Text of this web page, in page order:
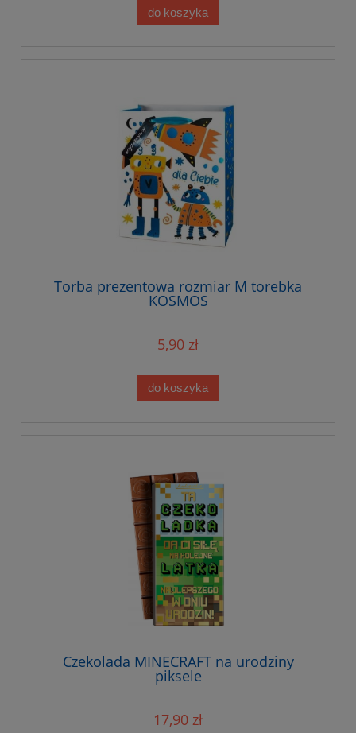
do koszyka
Torba prezentowa rozmiar M torebka
KOSMOS
5,90 zł
do koszyka
Czekolada MINECRAFT na urodziny
piksele
17,90 zł